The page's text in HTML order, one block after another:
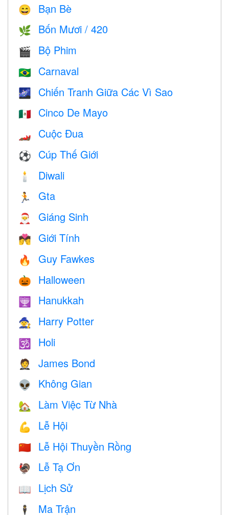
😄 Bạn Bè
🌿 Bốn Mươi / 420
🎬 Bộ Phim
🇧🇷 Carnaval
🌌 Chiến Tranh Giữa Các Vì Sao
🇲🇽 Cinco De Mayo
🏎 Cuộc Đua
⚽ Cúp Thế Giới
🕯 Diwali
🏃 Gta
🎅 Giáng Sinh
💏 Giới Tính
🔥 Guy Fawkes
🎃 Halloween
🕎 Hanukkah
🧙 Harry Potter
🕉 Holi
🤵 James Bond
👽 Không Gian
🏡 Làm Việc Từ Nhà
💪 Lễ Hội
🇨🇳 Lễ Hội Thuyền Rồng
🦃 Lễ Tạ Ơn
📖 Lịch Sử
🕴️ Ma Trận